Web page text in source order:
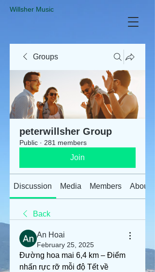
​Willsher Music
Groups
peterwillsher Group
Public · 281 members
Join
Discussion Media Members About
Back
An Hoai
February 25, 2025
Đường hoa mai 6,4 km – Điểm
nhấn rực rỡ mỗi độ Tết về